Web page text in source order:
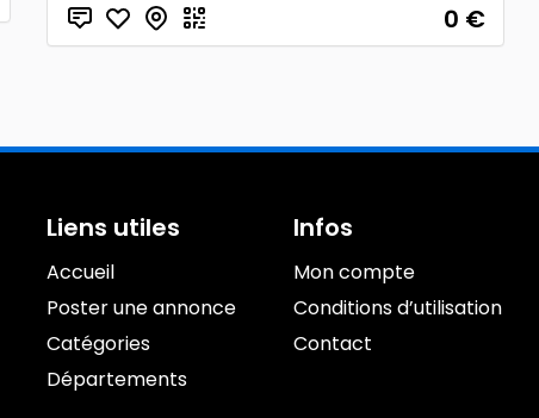
0 €
Liens utiles
Accueil
Poster une annonce
Catégories
Départements
Infos
Mon compte
Conditions d’utilisation
Contact